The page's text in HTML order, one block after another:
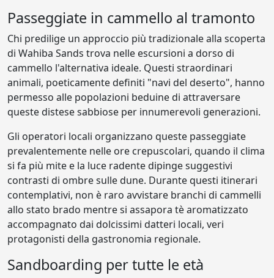
Passeggiate in cammello al tramonto
Chi predilige un approccio più tradizionale alla scoperta
di Wahiba Sands trova nelle escursioni a dorso di
cammello l'alternativa ideale. Questi straordinari
animali, poeticamente definiti "navi del deserto", hanno
permesso alle popolazioni beduine di attraversare
queste distese sabbiose per innumerevoli generazioni.
Gli operatori locali organizzano queste passeggiate
prevalentemente nelle ore crepuscolari, quando il clima
si fa più mite e la luce radente dipinge suggestivi
contrasti di ombre sulle dune. Durante questi itinerari
contemplativi, non è raro avvistare branchi di cammelli
allo stato brado mentre si assapora tè aromatizzato
accompagnato dai dolcissimi datteri locali, veri
protagonisti della gastronomia regionale.
Sandboarding per tutte le età